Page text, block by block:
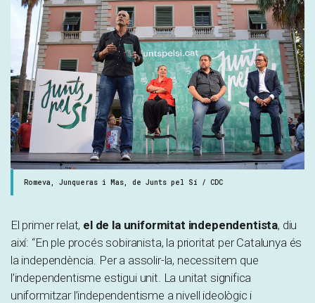
Romeva, Junqueras i Mas, de Junts pel Sí / CDC
El primer relat, el de la uniformitat independentista, diu
així: “En ple procés sobiranista, la prioritat per Catalunya és
la independència. Per a assolir-la, necessitem que
l’independentisme estigui unit. La unitat significa
uniformitzar l’independentisme a nivell ideològic i